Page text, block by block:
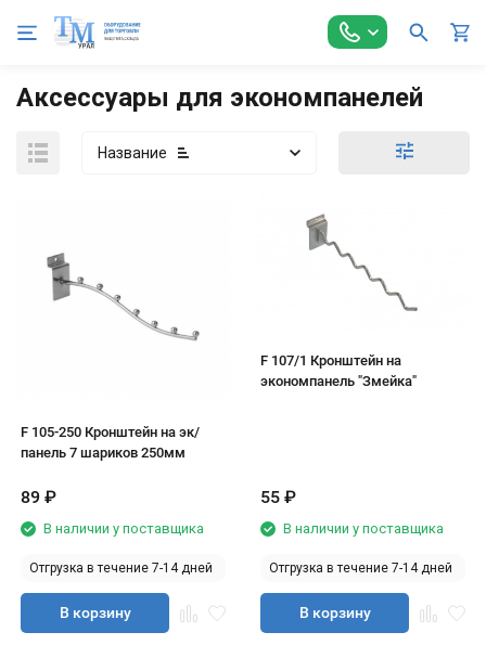
Главная Торговое оборудование Экономпанели и
Аксессуары для экономпанелей
Название
F 105-250 Кронштейн на эк/
панель 7 шариков 250мм
89 ₽
В наличии у поставщика
Отгрузка в течение 7-14 дней
В корзину
F 107/1 Кронштейн на
экономпанель "Змейка"
55 ₽
В наличии у поставщика
Отгрузка в течение 7-14 дней
В корзину